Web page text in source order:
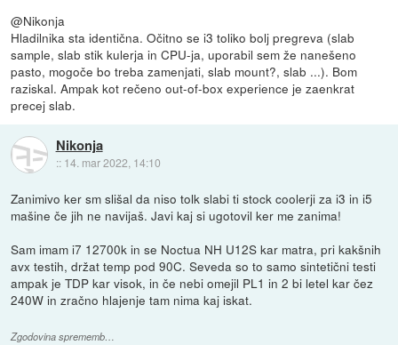
@Nikonja
Hladilnika sta identična. Očitno se i3 toliko bolj pregreva (slab
sample, slab stik kulerja in CPU-ja, uporabil sem že nanešeno
pasto, mogoče bo treba zamenjati, slab mount?, slab ...). Bom
raziskal. Ampak kot rečeno out-of-box experience je zaenkrat
precej slab.
Nikonja
:: 14. mar 2022, 14:10
Zanimivo ker sm slišal da niso tolk slabi ti stock coolerji za i3 in i5
mašine če jih ne navijaš. Javi kaj si ugotovil ker me zanima!
Sam imam i7 12700k in se Noctua NH U12S kar matra, pri kakšnih
avx testih, držat temp pod 90C. Seveda so to samo sintetični testi
ampak je TDP kar visok, in če nebi omejil PL1 in 2 bi letel kar čez
240W in zračno hlajenje tam nima kaj iskat.
Zgodovina sprememb…